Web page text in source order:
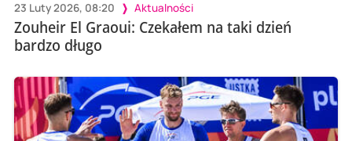
23 Luty 2026, 08:20 Aktualności
Zouheir El Graoui: Czekałem na taki dzień
bardzo długo